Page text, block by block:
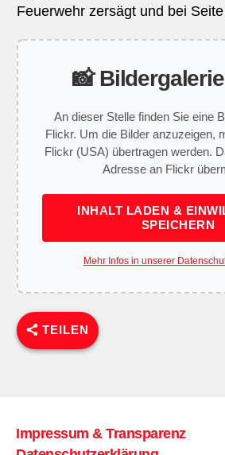
Feuerwehr zersägt und bei
📸
An dieser Stelle finden Sie eine
Flickr. Um die Bilder anzuzeigen,
Flickr (USA) übertragen werden.
Adresse an Flickr
INHALT LADEN &
SPEICHERN
Mehr Infos in unserer
TEILEN
Impressum & Transparenz